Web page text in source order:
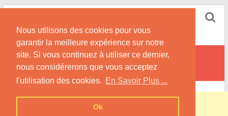
Nous utilisons des cookies pour vous
garantir la meilleure expérience sur notre
site. Si vous continuez à utiliser ce dernier,
nous considérerons que vous acceptez
l'utilisation des cookies. En Savoir Plus ...
Ok
Skip
content
Informations sur les Pompes à Chaleur
Blanot